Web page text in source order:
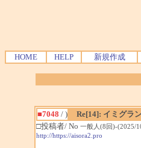
HOME HELP 新規作成
■7048 / )
Re[14]: イミグラ
□投稿者/ No 一般人(8回)-(2025/
http://https://aisora2.pro